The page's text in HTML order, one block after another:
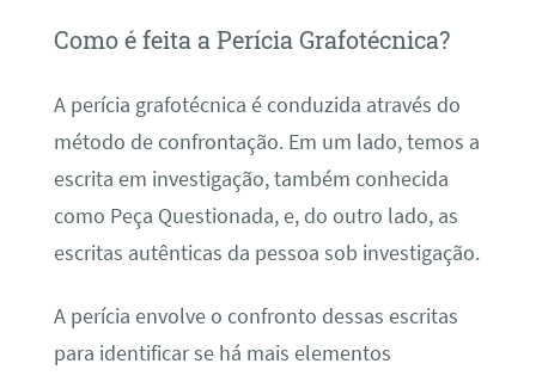
Como é feita a Perícia Grafotécnica?
A perícia grafotécnica é conduzida através do
método de confrontação. Em um lado, temos a
escrita em investigação, também conhecida
como Peça Questionada, e, do outro lado, as
escritas autênticas da pessoa sob investigação.
A perícia envolve o confronto dessas escritas
para identificar se há mais elementos